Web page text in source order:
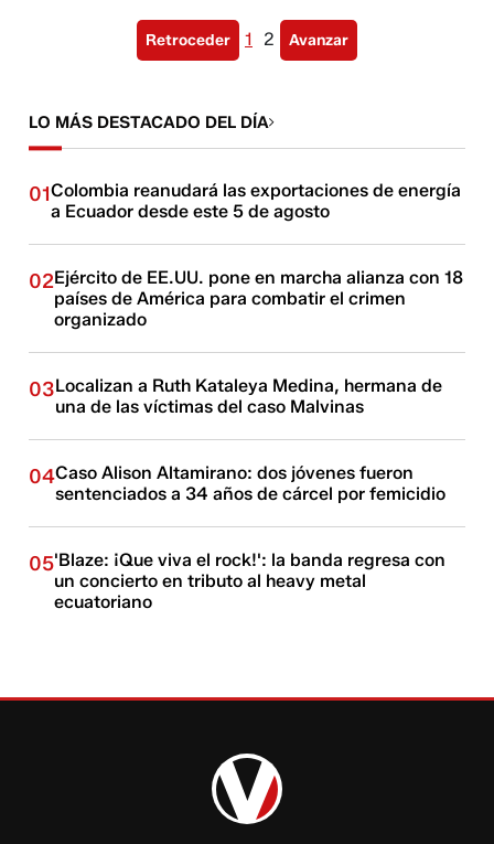
Retroceder 1 2 Avanzar
LO MÁS DESTACADO DEL DÍA
01Colombia reanudará las exportaciones de energía
a Ecuador desde este 5 de agosto
02Ejército de EE.UU. pone en marcha alianza con 18
países de América para combatir el crimen
organizado
03Localizan a Ruth Kataleya Medina, hermana de
una de las víctimas del caso Malvinas
04Caso Alison Altamirano: dos jóvenes fueron
sentenciados a 34 años de cárcel por femicidio
05'Blaze: ¡Que viva el rock!': la banda regresa con
un concierto en tributo al heavy metal
ecuatoriano